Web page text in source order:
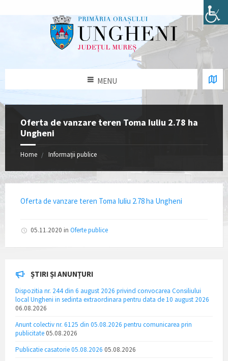
MENU
Oferta de vanzare teren Toma Iuliu 2.78 ha
Ungheni
Home Informații publice
Oferta de vanzare teren Toma Iuliu 2.78 ha Ungheni
05.11.2020 in Oferte publice
ȘTIRI ȘI ANUNȚURI
Dispozitia nr. 244 din 6 august 2026 privind convocarea Consiliului
local Ungheni in sedinta extraordinara pentru data de 10 august 2026
06.08.2026
Anunt colectiv nr. 6125 din 05.08.2026 pentru comunicarea prin
publicitate 05.08.2026
Publicatie casatorie 05.08.2026 05.08.2026